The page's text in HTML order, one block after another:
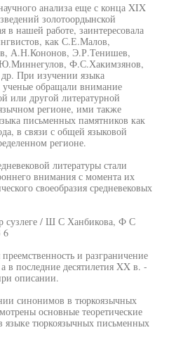
анализа еще с конца XIX
золотоордынской
в нашей работе, заинтересовала
как С.Е.Малов,
А.Н.Кононов, Э.Р.Тенишев,
Ф.С.Хакимзянов,
При изучении языка
обращали внимание
или другой литературной
регионе, ими также
письменных памятников как
в связи с общей языковой
регионе.
литературы стали
внимания с момента их
своеобразия средневековых
сузлеге / Ш С Ханбикова, Ф С
6
и разграничение
в последние десятилетия XX в. -
описании.
синонимов в тюркоязычных
основные теоретические
языке тюркоязычных письменных